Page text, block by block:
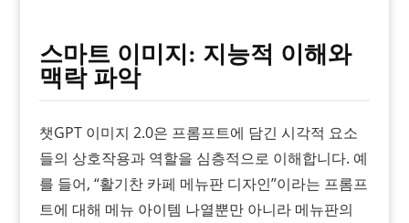
스마트 이미지: 지능적 이해와
맥락 파악
챗GPT 이미지 2.0은 프롬프트에 담긴 시각적 요소
들의 상호작용과 역할을 심층적으로 이해합니다. 예
를 들어, “활기찬 카페 메뉴판 디자인”이라는 프롬프
트에 대해 메뉴 아이템 나열뿐만 아니라 메뉴판의